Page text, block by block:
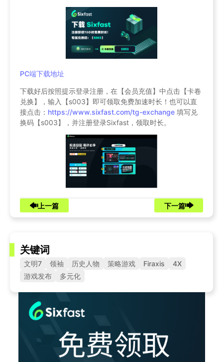
PC端下载地址
下载好后按照提示登录注册，在【会员充值】中点击【卡卷
兑换】，输入【s003】即可领取免费加速时长！也可以直
接点击： https://www.sixfast.com/tg-exchange 填写兑
换码【s003】，并注册登录Sixfast，领取时长。
上一篇 下一篇
关键词
文明7 领袖 历史人物 策略游戏 Firaxis
4X
游戏发布
多元化